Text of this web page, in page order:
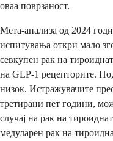
оваа поврзаност.
Мета-анализа од 2024
испитувања откри мало
севкупен рак на
на GLP-1 рецепторите.
низок. Истражувачите
третирани пет години,
случај на рак на
медуларен рак на